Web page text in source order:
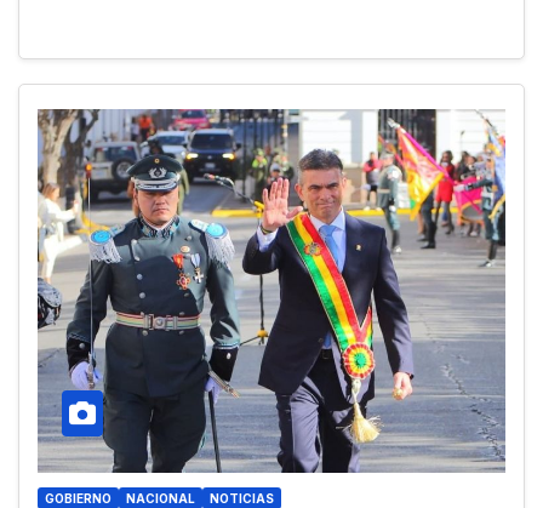
GOBIERNO NACIONAL NOTICIAS